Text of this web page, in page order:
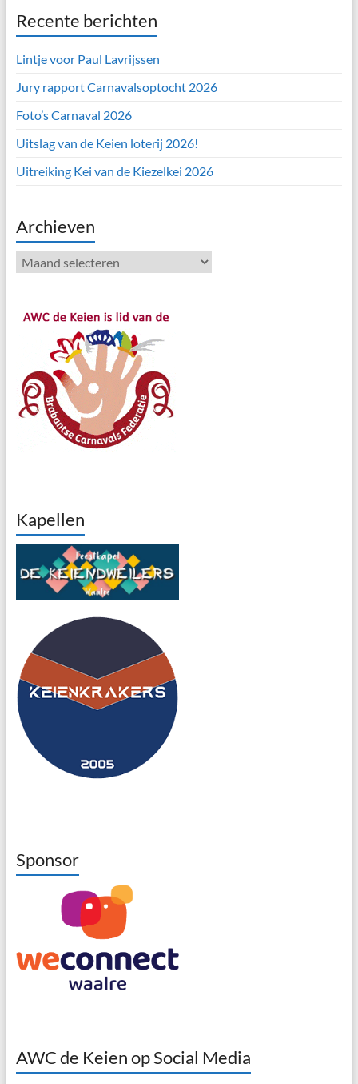
Recente berichten
Lintje voor Paul Lavrijssen
Jury rapport Carnavalsoptocht 2026
Foto’s Carnaval 2026
Uitslag van de Keien loterij 2026!
Uitreiking Kei van de Kiezelkei 2026
Archieven
Archieven
Kapellen
Sponsor
AWC de Keien op Social Media